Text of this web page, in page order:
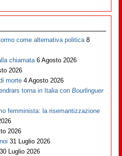
come alternativa politica 8
chiamata 6 Agosto 2026
2026
morte 4 Agosto 2026
torna in Italia conBourlinguer
femminista: la risemantizzazione
2026
31 Luglio 2026
30 Luglio 2026